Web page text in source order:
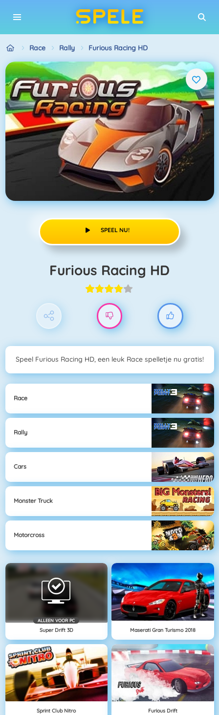
Race Rally Furious Racing HD
SPEEL NU!
Furious Racing HD
Speel Furious Racing HD, een leuk Race spelletje nu gratis!
Race
Rally
Cars
Monster Truck
Motorcross
ALLEEN VOOR PC
Super Drift 3D Maserati Gran Turismo 2018
Sprint Club Nitro Furious Drift